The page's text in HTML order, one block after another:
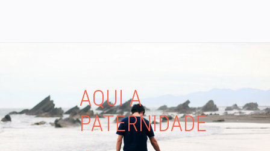
AQUI A
PATERNIDADE